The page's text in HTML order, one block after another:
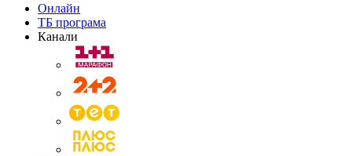
Онлайн
ТБ програма
Канали